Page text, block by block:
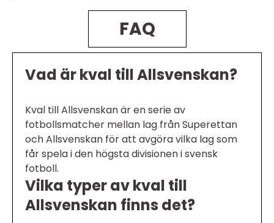
FAQ
Vad är kval till Allsvenskan?
Kval till Allsvenskan är en serie av
fotbollsmatcher mellan lag från Superettan
och Allsvenskan för att avgöra vilka lag som
får spela i den högsta divisionen i svensk
fotboll.
Vilka typer av kval till
Allsvenskan finns det?